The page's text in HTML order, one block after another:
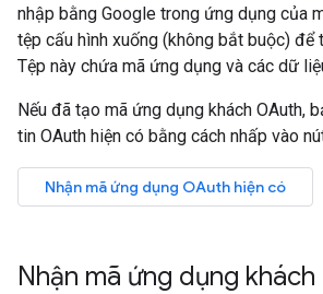
nhập bằng Google trong ứng dụng của
tệp cấu hình xuống (không bắt buộc) để
Tệp này chứa mã ứng dụng và các dữ
Nếu đã tạo mã ứng dụng khách OAuth,
tin OAuth hiện có bằng cách nhấp vào
Nhận mã ứng dụng OAuth hiện có
Nhận mã ứng dụng